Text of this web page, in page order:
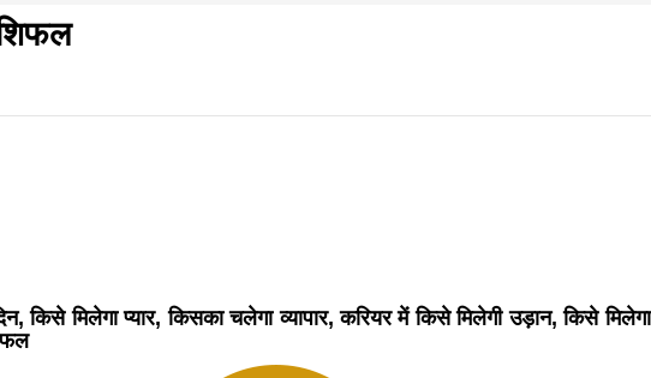
of
मिलेगा प्यार, किसका चलेगा व्यापार, करियर में किसे मिलेगी उड़ान, किसे मिलेगा
अगस्त 2026 बुधवार शुभसंवत् 2083